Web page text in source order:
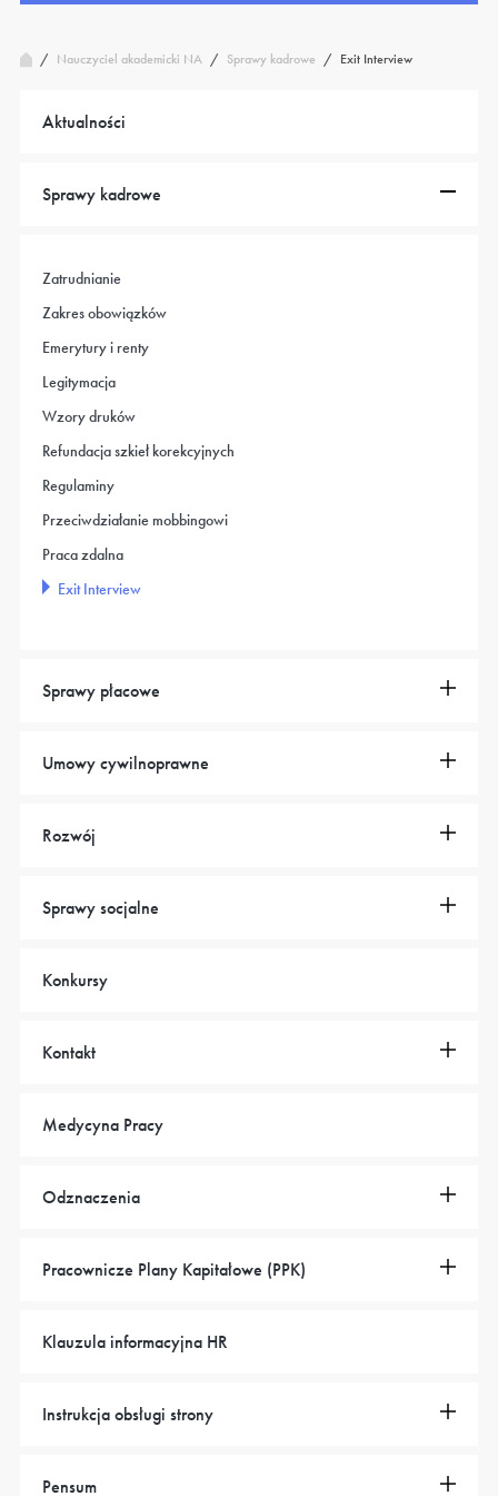
/ Nauczyciel akademicki NA / Sprawy kadrowe / Exit Interview
Aktualności
Sprawy kadrowe
Zatrudnianie
Zakres obowiązków
Emerytury i renty
Legitymacja
Wzory druków
Refundacja szkieł korekcyjnych
Regulaminy
Przeciwdziałanie mobbingowi
Praca zdalna
Exit Interview
Sprawy płacowe
Umowy cywilnoprawne
Rozwój
Sprawy socjalne
Konkursy
Kontakt
Medycyna Pracy
Odznaczenia
Pracownicze Plany Kapitałowe (PPK)
Klauzula informacyjna HR
Instrukcja obsługi strony
Pensum